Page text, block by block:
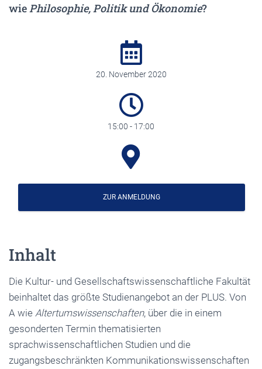
wie Philosophie, Politik und Ökonomie?
20. November 2020
15:00 - 17:00
ZUR ANMELDUNG
Inhalt
Die Kultur- und Gesellschaftswissenschaftliche Fakultät
beinhaltet das größte Studienangebot an der PLUS. Von
A wie Altertumswissenschaften, über die in einem
gesonderten Termin thematisierten
sprachwissenschaftlichen Studien und die
zugangsbeschränkten Kommunikationswissenschaften